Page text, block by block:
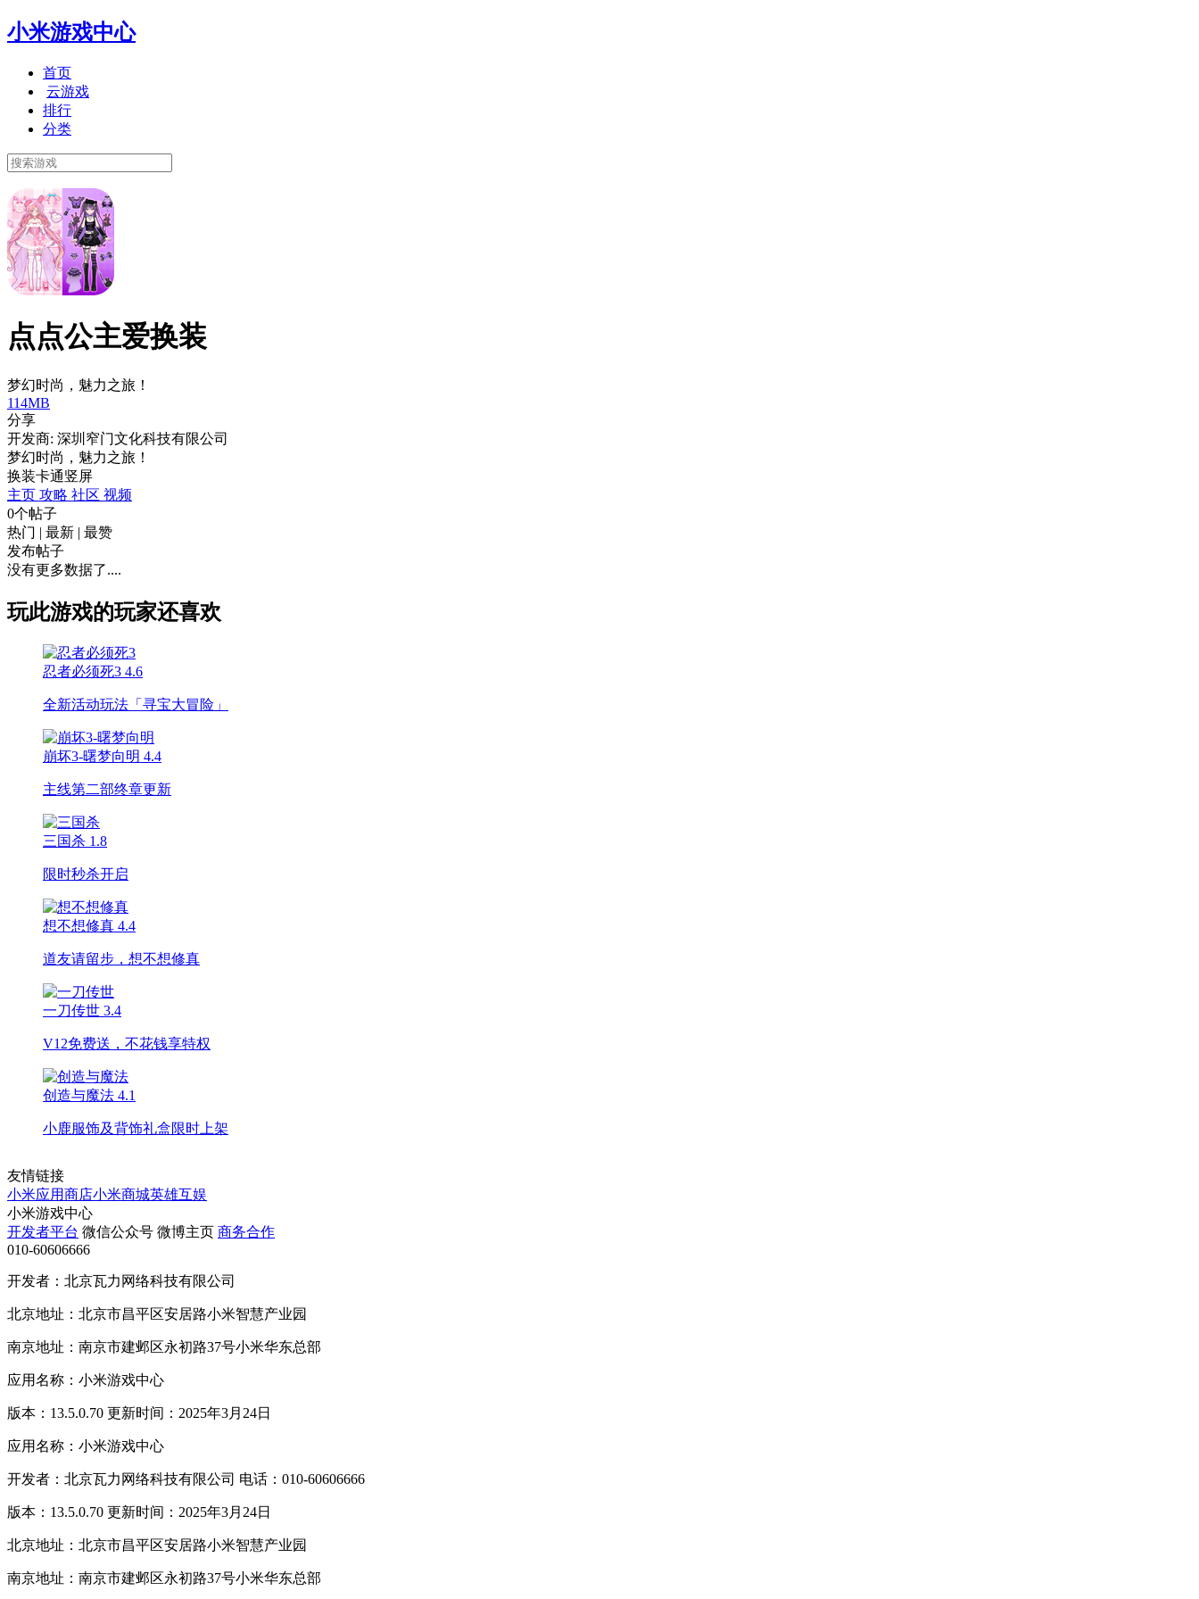
小米游戏中心
首页
云游戏
排行
分类
点点公主爱换装
梦幻时尚，魅力之旅！
114MB
分享
开发商: 深圳窄门文化科技有限公司
梦幻时尚，魅力之旅！
换装卡通竖屏
主页 攻略 社区 视频
0个帖子
热门 | 最新 | 最赞
发布帖子
没有更多数据了....
玩此游戏的玩家还喜欢
忍者必须死3 4.6
全新活动玩法「寻宝大冒险」
崩坏3-曙梦向明 4.4
主线第二部终章更新
三国杀 1.8
限时秒杀开启
想不想修真 4.4
道友请留步，想不想修真
一刀传世 3.4
V12免费送，不花钱享特权
创造与魔法 4.1
小鹿服饰及背饰礼盒限时上架
友情链接
小米应用商店小米商城英雄互娱
小米游戏中心
开发者平台 微信公众号 微博主页 商务合作
010-60606666
开发者：北京瓦力网络科技有限公司
北京地址：北京市昌平区安居路小米智慧产业园
南京地址：南京市建邺区永初路37号小米华东总部
应用名称：小米游戏中心
版本：13.5.0.70 更新时间：2025年3月24日
应用名称：小米游戏中心
开发者：北京瓦力网络科技有限公司 电话：010-60606666
版本：13.5.0.70 更新时间：2025年3月24日
北京地址：北京市昌平区安居路小米智慧产业园
南京地址：南京市建邺区永初路37号小米华东总部